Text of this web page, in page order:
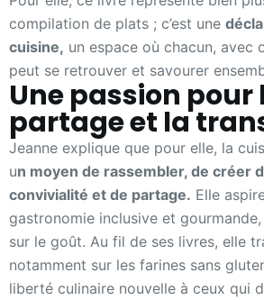
compilation de plats ; c’est une
cuisine, un espace où chacun, avec
peut se retrouver et savourer
Une passion pour
partage et la
Jeanne explique que pour elle, la
un moyen de rassembler, de créer
convivialité et de partage. Elle
gastronomie inclusive et
sur le goût. Au fil de ses livres, elle
notamment sur les farines sans
liberté culinaire nouvelle à ceux qui